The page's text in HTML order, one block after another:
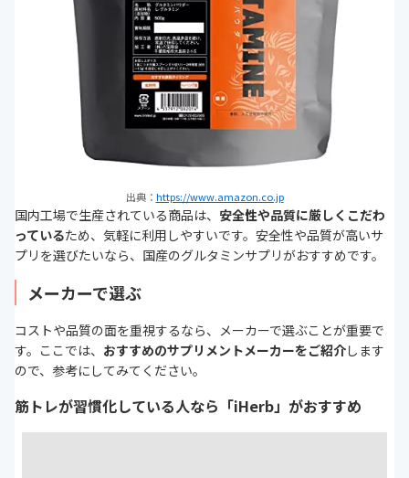
出典： https://www.amazon.co.jp
国内工場で生産されている商品は、 安全性や品質に厳しくこだわ
っているため、気軽に利用しやすいです。安全性や品質が高いサ
プリを選びたいなら、国産のグルタミンサプリがおすすめです。
メーカーで選ぶ
コストや品質の面を重視するなら、メーカーで選ぶことが重要で
す。ここでは、 おすすめのサプリメントメーカーをご紹介します
ので、参考にしてみてください。
筋トレが習慣化している人なら「iHerb」がおすすめ